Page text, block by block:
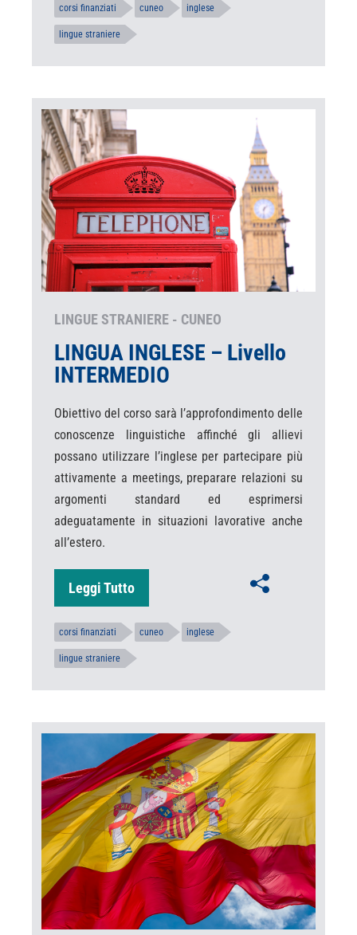
corsi finanziati cuneo inglese
lingue straniere
LINGUE STRANIERE - CUNEO
LINGUA INGLESE – Livello
INTERMEDIO
Obiettivo del corso sarà l’approfondimento delle
conoscenze linguistiche affinché gli allievi
possano utilizzare l’inglese per partecipare più
attivamente a meetings, preparare relazioni su
argomenti standard ed esprimersi
adeguatamente in situazioni lavorative anche
all’estero.
Leggi Tutto
corsi finanziati cuneo inglese
lingue straniere